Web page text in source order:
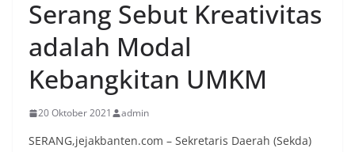
Serang Sebut Kreativitas
adalah Modal
Kebangkitan UMKM
20 Oktober 2021 admin
SERANG,jejakbanten.com – Sekretaris Daerah (Sekda)